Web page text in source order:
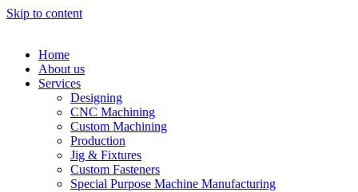
Skip to content
Home
About us
Services
Designing
CNC Machining
Custom Machining
Production
Jig & Fixtures
Custom Fasteners
Special Purpose Machine Manufacturing